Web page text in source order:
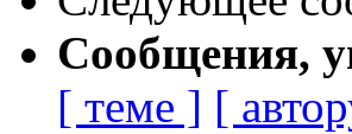
Сообщения,
[ теме ] [